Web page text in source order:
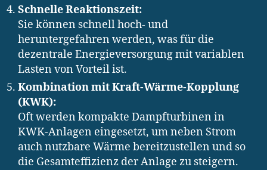
Schnelle Reaktionszeit:
Sie können schnell hoch- und
heruntergefahren werden, was für die
dezentrale Energieversorgung mit variablen
Lasten von Vorteil ist.
Kombination mit Kraft-Wärme-Kopplung
(KWK):
Oft werden kompakte Dampfturbinen in
KWK-Anlagen eingesetzt, um neben Strom
auch nutzbare Wärme bereitzustellen und so
die Gesamteffizienz der Anlage zu steigern.